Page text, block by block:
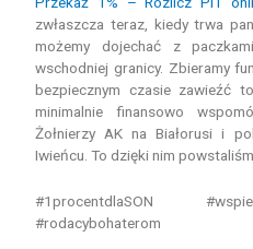
zwłaszcza teraz, kiedy trwa
możemy dojechać z
wschodniej granicy. Zbieramy
bezpiecznym czasie zawieźć
minimalnie finansowo
Żołnierzy AK na Białorusi i
Iwieńcu. To dzięki nim
#1procentdlaSON
#rodacybohaterom